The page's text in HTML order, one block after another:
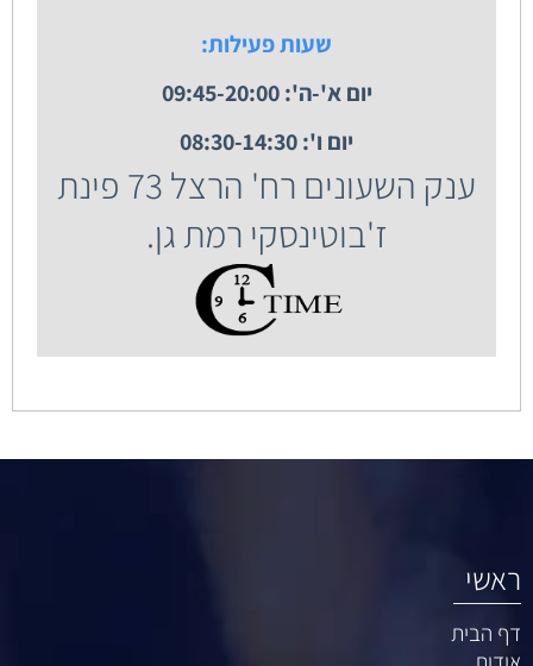
שעות פעילות:
יום א'-ה': 09:45-20:00
יום ו': 08:30-14:30
ענק השעונים רח' הרצל 73 פינת
ז'בוטינסקי רמת גן.
ראשי
דף הבית